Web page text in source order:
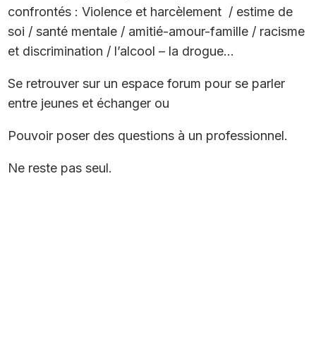
confrontés : Violence et harcèlement / estime de
soi / santé mentale / amitié-amour-famille / racisme
et discrimination / l’alcool – la drogue…
Se retrouver sur un espace forum pour se parler
entre jeunes et échanger ou
Pouvoir poser des questions à un professionnel.
Ne reste pas seul.